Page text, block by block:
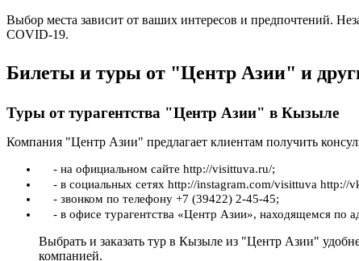
Выбор места зависит от ваших интересов и предпочтений.
COVID-19.
Билеты и туры от "Центр Азии" и
Туры от турагентства "Центр Азии" в Кызыле
Компания "Центр Азии" предлагает клиентам получить
- на официальном сайте http://visittuva.ru/;
- в социальных сетях http://instagram.com/visittuva http://
- звонком по телефону +7 (39422) 2-45-45;
- в офисе турагентства «Центр Азии», находящемся по
Выбрать и заказать тур в Кызыле из "Центр Азии"
компанией.